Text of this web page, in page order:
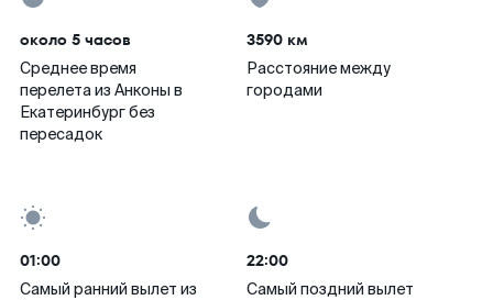
около 5 часов
Среднее время
перелета из Анконы в
Екатеринбург без
пересадок
3590 км
Расстояние между
городами
01:00
Самый ранний вылет из
22:00
Самый поздний вылет